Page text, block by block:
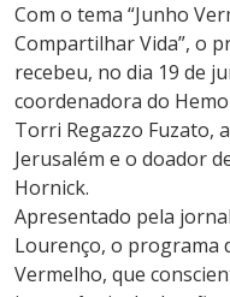
Com o tema “Junho
Compartilhar Vida”, o
recebeu, no dia 19 de
coordenadora do
Torri Regazzo Fuzato,
Jerusalém e o doador
Hornick.
Apresentado pela
Lourenço, o programa
Vermelho, que